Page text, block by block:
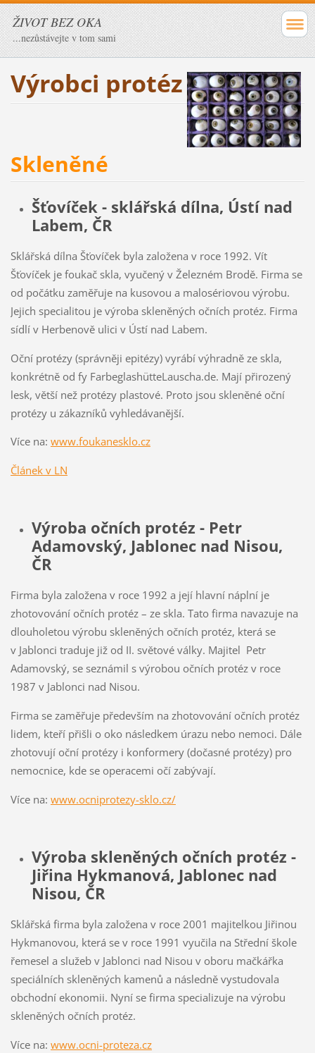
ŽIVOT BEZ OKA
...nezůstávejte v tom sami
Výrobci protéz
Skleněné
Šťovíček - sklářská dílna, Ústí nad
Labem, ČR
Sklářská dílna Šťovíček byla založena v roce 1992. Vít
Šťovíček je foukač skla, vyučený v Železném Brodě. Firma se
od počátku zaměřuje na kusovou a malosériovou výrobu.
Jejich specialitou je výroba skleněných očních protéz. Firma
sídlí v Herbenově ulici v Ústí nad Labem.
Oční protézy (správněji epitézy) vyrábí výhradně ze skla,
konkrétně od fy FarbeglashütteLauscha.de. Mají přirozený
lesk, větší než protézy plastové. Proto jsou skleněné oční
protézy u zákazníků vyhledávanější.
Více na: www.foukanesklo.cz
Článek v LN
Výroba očních protéz - Petr
Adamovský, Jablonec nad Nisou,
ČR
Firma byla založena v roce 1992 a její hlavní náplní je
zhotovování očních protéz – ze skla. Tato firma navazuje na
dlouholetou výrobu skleněných očních protéz, která se
v Jablonci traduje již od II. světové války. Majitel Petr
Adamovský, se seznámil s výrobou očních protéz v roce
1987 v Jablonci nad Nisou.
Firma se zaměřuje především na zhotovování očních protéz
lidem, kteří přišli o oko následkem úrazu nebo nemoci. Dále
zhotovují oční protézy i konformery (dočasné protézy) pro
nemocnice, kde se operacemi očí zabývají.
Více na: www.ocniprotezy-sklo.cz/
Výroba skleněných očních protéz -
Jiřina Hykmanová, Jablonec nad
Nisou, ČR
Sklářská firma byla založena v roce 2001 majitelkou Jiřinou
Hykmanovou, která se v roce 1991 vyučila na Střední škole
řemesel a služeb v Jablonci nad Nisou v oboru mačkářka
speciálních skleněných kamenů a následně vystudovala
obchodní ekonomii. Nyní se firma specializuje na výrobu
skleněných očních protéz.
Více na: www.ocni-proteza.cz